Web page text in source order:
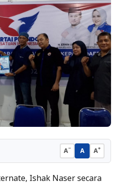
A− A A+
Ishak Naser secara